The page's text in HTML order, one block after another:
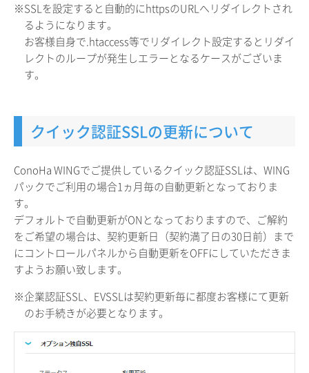
※SSLを設定すると自動的にhttpsのURLへリダイレクトされ
るようになります。
お客様自身で.htaccess等でリダイレクト設定するとリダイ
レクトのループが発生しエラーとなるケースがございま
す。
クイック認証SSLの更新について
ConoHa WINGでご提供しているクイック認証SSLは、WING
パックでご利用の場合1ヵ月毎の自動更新となっておりま
す。
デフォルトで自動更新がONとなっておりますので、ご解約
をご希望の場合は、契約更新日（契約満了日の30日前）まで
にコントロールパネルから自動更新をOFFにしていただきま
すようお願い致します。
※企業認証SSL、EVSSLは契約更新毎に都度お客様にて更新
のお手続きが必要となります。